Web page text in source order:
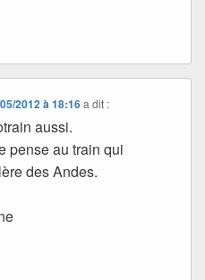
2012 à 18:16 a dit :
aussi.
pense au train qui
des Andes.